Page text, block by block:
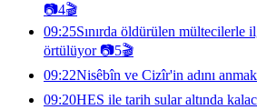
📷4🎬
09:25Sınırda öldürülen mültecilerle
örtülüyor📷5🎬
09:22Nisêbîn ve Cizîr'in adını
09:20HES ile tarih sular altında